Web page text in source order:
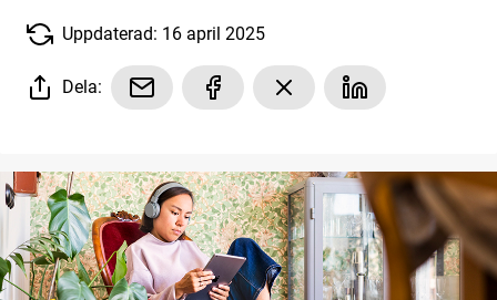
Uppdaterad: 16 april 2025
Dela: